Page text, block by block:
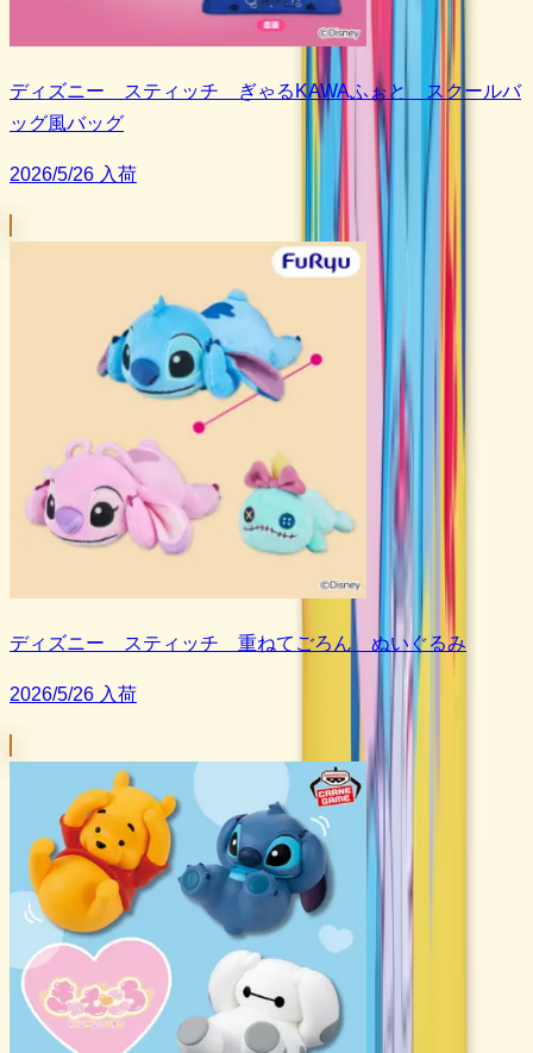
ディズニー スティッチ ぎゃるKAWAふぉと スクールバ
ッグ風バッグ
2026/5/26 入荷
ディズニー スティッチ 重ねてごろん ぬいぐるみ
2026/5/26 入荷